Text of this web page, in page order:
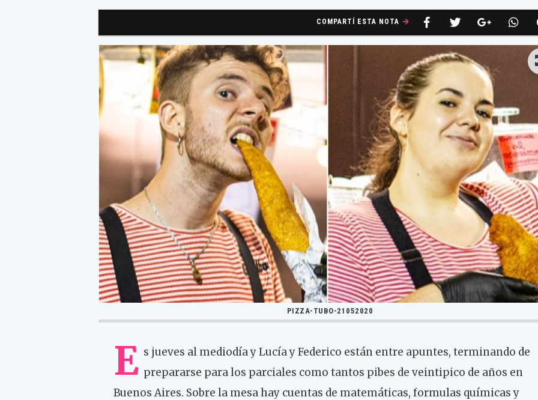
COMPARTÍ ESTA NOTA
PIZZA-TUBO-21052020
E s jueves al mediodía y Lucía y Federico están entre apuntes, terminando de
prepararse para los parciales como tantos pibes de veintipico de años en
Buenos Aires. Sobre la mesa hay cuentas de matemáticas, formulas químicas y